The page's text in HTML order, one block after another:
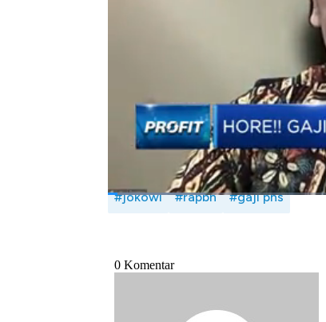
Seperti apa rincian kenaikan gaji
Syarifah Rahma dengan Staf
Bagikan:
#jokowi #rapbn #gaji pns